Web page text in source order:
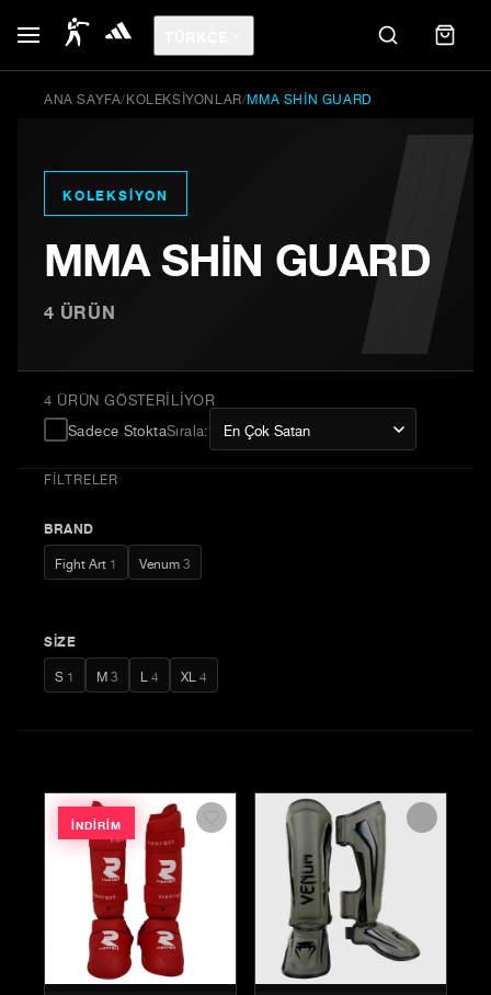
ANA SAYFA/KOLEKSIYONLAR/MMA SHIN GUARD
KOLEKSIYON
MMA SHIN GUARD
4 ÜRÜN
4 ÜRÜN GÖSTERILIYOR
Sadece StoktaSırala:
FILTRELER
BRAND
Fight Art1 Venum3
SIZE
S1 M3 L4 XL4
İNDIRIM